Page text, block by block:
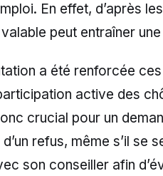
En effet, d’après
peut entraîner
a été renforcée
active des
crucial pour un
refus, même s’il se
son conseiller afin